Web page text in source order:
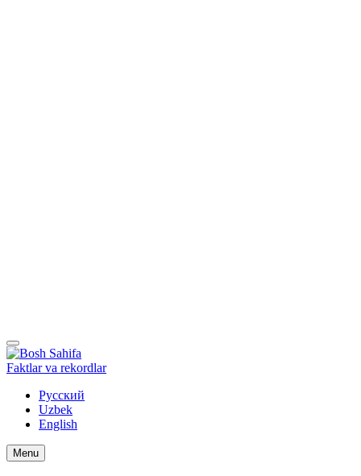
Faktlar va rekordlar
Русский
Uzbek
English
Menu